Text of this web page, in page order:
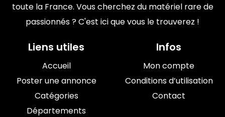
toute la France. Vous cherchez du matériel rare de
passionnés ? C'est ici que vous le trouverez !
Liens utiles
Accueil
Poster une annonce
Catégories
Départements
Infos
Mon compte
Conditions d’utilisation
Contact